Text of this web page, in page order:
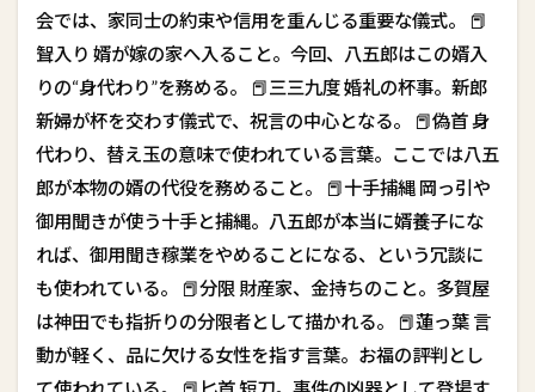
会では、家同士の約束や信用を重んじる重要な儀式。 📕
聟入り 婿が嫁の家へ入ること。今回、八五郎はこの婿入
りの“身代わり”を務める。 📕三三九度 婚礼の杯事。新郎
新婦が杯を交わす儀式で、祝言の中心となる。 📕偽首 身
代わり、替え玉の意味で使われている言葉。ここでは八五
郎が本物の婿の代役を務めること。 📕十手捕縄 岡っ引や
御用聞きが使う十手と捕縄。八五郎が本当に婿養子にな
れば、御用聞き稼業をやめることになる、という冗談に
も使われている。 📕分限 財産家、金持ちのこと。多賀屋
は神田でも指折りの分限者として描かれる。 📕蓮っ葉 言
動が軽く、品に欠ける女性を指す言葉。お福の評判とし